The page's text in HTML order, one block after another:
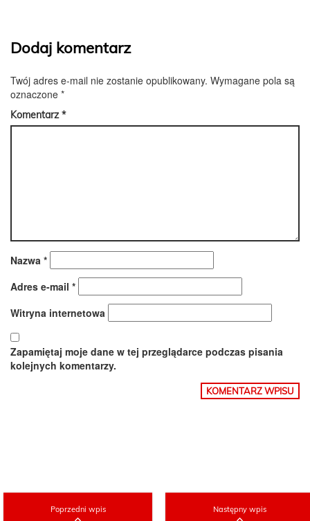
Dodaj komentarz
Twój adres e-mail nie zostanie opublikowany. Wymagane pola są
oznaczone *
Komentarz*
Nazwa *
Adres e-mail *
Witryna internetowa
Zapamiętaj moje dane w tej przeglądarce podczas pisania
kolejnych komentarzy.
Poprzedni wpis Następny wpis